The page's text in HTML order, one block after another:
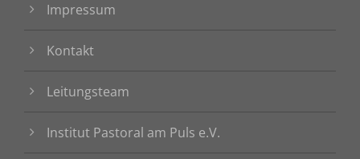
Impressum
Kontakt
Leitungsteam
Institut Pastoral am Puls e.V.